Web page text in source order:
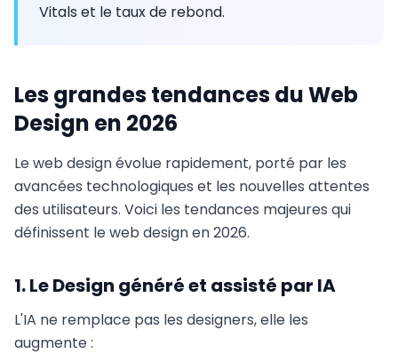
Vitals et le taux de rebond.
Les grandes tendances du Web
Design en 2026
Le web design évolue rapidement, porté par les
avancées technologiques et les nouvelles attentes
des utilisateurs. Voici les tendances majeures qui
définissent le web design en 2026.
1. Le Design généré et assisté par IA
L'IA ne remplace pas les designers, elle les
augmente :